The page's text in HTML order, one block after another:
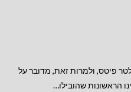
פיטס, ולמרות זאת, מדובר על
הראשונות שהובילו…